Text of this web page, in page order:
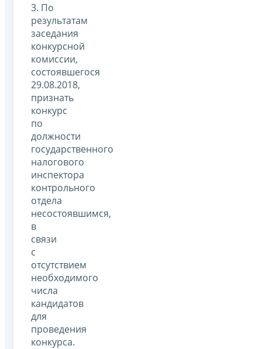
3. По
результатам
заседания
конкурсной
комиссии,
состоявшегося
29.08.2018,
признать
конкурс
по
должности
государственного
налогового
инспектора
контрольного
отдела
несостоявшимся,
в
связи
с
отсутствием
необходимого
числа
кандидатов
для
проведения
конкурса.